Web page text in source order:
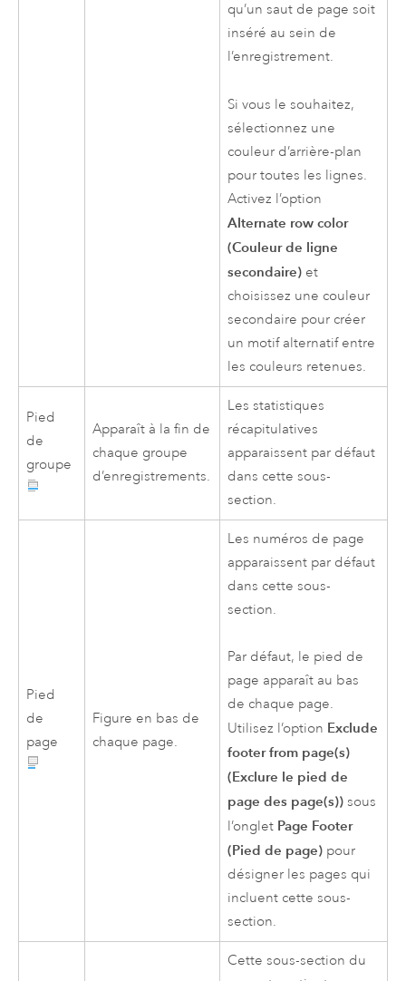
qu’un saut de page soit
inséré au sein de
l’enregistrement.
Si vous le souhaitez,
sélectionnez une
couleur d’arrière-plan
pour toutes les lignes.
Activez l’option
Alternate row color
(Couleur de ligne
secondaire) et
choisissez une couleur
secondaire pour créer
un motif alternatif entre
les couleurs retenues.
Pied
de
groupe
Apparaît à la fin de
chaque groupe
d’enregistrements.
Les statistiques
récapitulatives
apparaissent par défaut
dans cette sous-
section.
Pied
de
page
Figure en bas de
chaque page.
Les numéros de page
apparaissent par défaut
dans cette sous-
section.
Par défaut, le pied de
page apparaît au bas
de chaque page.
Utilisez l’option Exclude
footer from page(s)
(Exclure le pied de
page des page(s)) sous
l’onglet Page Footer
(Pied de page) pour
désigner les pages qui
incluent cette sous-
section.
Cette sous-section du